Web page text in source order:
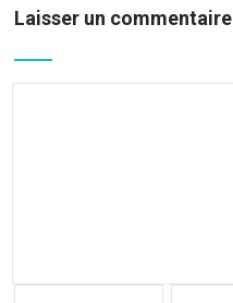
Laisser un commentaire